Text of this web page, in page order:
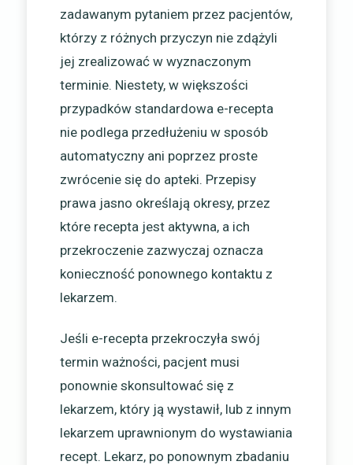
zadawanym pytaniem przez pacjentów,
którzy z różnych przyczyn nie zdążyli
jej zrealizować w wyznaczonym
terminie. Niestety, w większości
przypadków standardowa e-recepta
nie podlega przedłużeniu w sposób
automatyczny ani poprzez proste
zwrócenie się do apteki. Przepisy
prawa jasno określają okresy, przez
które recepta jest aktywna, a ich
przekroczenie zazwyczaj oznacza
konieczność ponownego kontaktu z
lekarzem.
Jeśli e-recepta przekroczyła swój
termin ważności, pacjent musi
ponownie skonsultować się z
lekarzem, który ją wystawił, lub z innym
lekarzem uprawnionym do wystawiania
recept. Lekarz, po ponownym zbadaniu